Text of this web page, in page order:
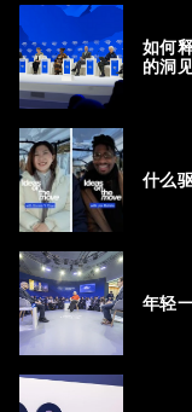
如何
的洞
什么
年轻